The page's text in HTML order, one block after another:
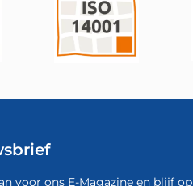
voor ons E-Magazine en blijf op